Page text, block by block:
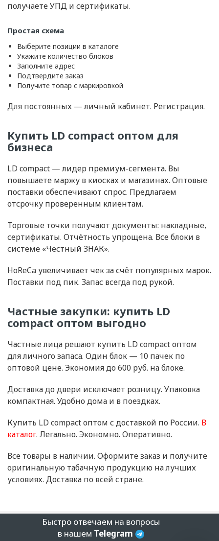
получаете УПД и сертификаты.
Простая схема
Выберите позиции в каталоге
Укажите количество блоков
Заполните адрес
Подтвердите заказ
Получите товар с маркировкой
Для постоянных — личный кабинет. Регистрация.
Купить LD compact оптом для
бизнеса
LD compact — лидер премиум-сегмента. Вы
повышаете маржу в киосках и магазинах. Оптовые
поставки обеспечивают спрос. Предлагаем
отсрочку проверенным клиентам.
Торговые точки получают документы: накладные,
сертификаты. Отчётность упрощена. Все блоки в
системе «Честный ЗНАК».
HoReCa увеличивает чек за счёт популярных марок.
Поставки под пик. Запас всегда под рукой.
Частные закупки: купить LD
compact оптом выгодно
Частные лица решают купить LD compact оптом
для личного запаса. Один блок — 10 пачек по
оптовой цене. Экономия до 600 руб. на блоке.
Доставка до двери исключает розницу. Упаковка
компактная. Удобно дома и в поездках.
Купить LD compact оптом с доставкой по России. В
каталог. Легально. Экономно. Оперативно.
Все товары в наличии. Оформите заказ и получите
оригинальную табачную продукцию на лучших
условиях. Доставка по всей стране.
Быстро отвечаем на вопросы
в нашем Telegram